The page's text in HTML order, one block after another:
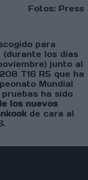
Fotos: Press
para
los días
junto al
T16 R5 que ha
Mundial
ha sido
los nuevos
de cara al